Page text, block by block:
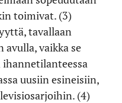
toimivat. (3)
tavallaan
vaikka se
uusiin esineisiin,
(4)